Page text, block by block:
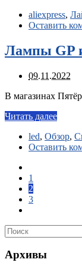
aliexpress,
Оставить
Лампы GP
09.11.2022
В магазинах
Читать далее
led, Обзор,
Оставить
1
2
3
Архивы